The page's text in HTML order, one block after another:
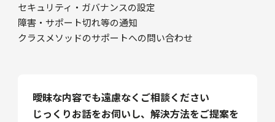
セキュリティ・ガバナンスの設定
障害・サポート切れ等の通知
クラスメソッドのサポートへの問い合わせ
曖昧な内容でも遠慮なくご相談ください
じっくりお話をお伺いし、解決方法をご提案を